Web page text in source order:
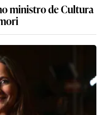
ministro de Cultura